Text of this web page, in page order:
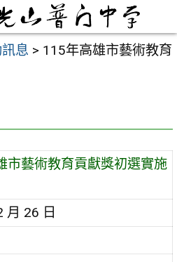
息 > 115年高雄市藝術教育
市藝術教育貢獻獎初選實施
月 26 日